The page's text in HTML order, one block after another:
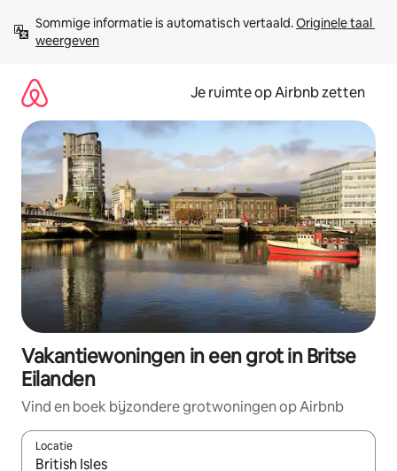
direct
naar
Sommige informatie is automatisch vertaald. Originele taal
weergeven
Je ruimte op Airbnb zetten
Vakantiewoningen in een grot in Britse
Eilanden
Vind en boek bijzondere grotwoningen op Airbnb
Locatie
Wanneer er suggesties beschikbaar zijn, maak je een keuze